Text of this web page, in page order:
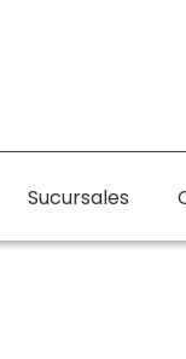
Sucursales